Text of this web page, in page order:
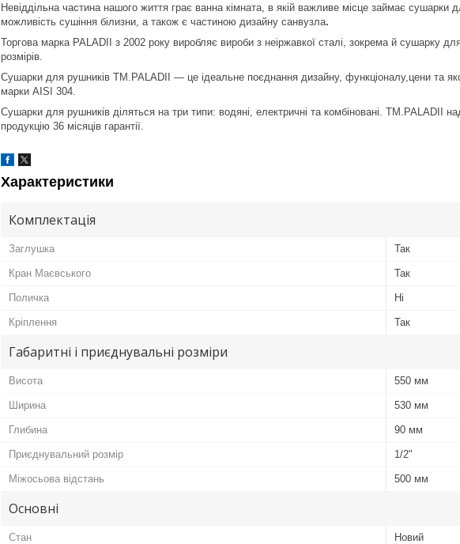
Невіддільна частина нашого життя грає ванна кімната, в якій важливе місце займає
можливість сушіння білизни, а також є частиною дизайну санвузла.
Торгова марка PALADII з 2002 року виробляє вироби з неіржавкої сталі, зокрема й сушарку
розмірів.
Сушарки для рушників TM.PALADII — це ідеальне поєднання дизайну, функціоналу,цени та
марки AISI 304.
Сушарки для рушників діляться на три типи: водяні, електричні та комбіновані. TM.PALADII
продукцію 36 місяців гарантії.
Характеристики
Комплектація
Заглушка Так
Кран Маєвського Так
Поличка Ні
Кріплення Так
Габаритні і приєднувальні розміри
Висота 550 мм
Ширина 530 мм
Глибина 90 мм
Приєднувальний розмір 1/2"
Міжосьова відстань 500 мм
Основні
Стан Новий